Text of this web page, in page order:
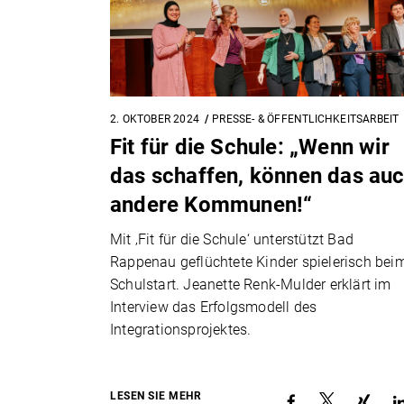
2. OKTOBER 2024 PRESSE- & ÖFFENTLICHKEITSARBEIT
Fit für die Schule: „Wenn wir
das schaffen, können das
andere Kommunen!“
Mit ‚Fit für die Schule‘ unterstützt Bad
Rappenau geflüchtete Kinder spielerisch
Schulstart. Jeanette Renk-Mulder erklärt im
Interview das Erfolgsmodell des
Integrationsprojektes.
LESEN SIE MEHR